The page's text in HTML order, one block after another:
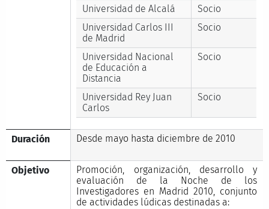
Universidad de Alcalá
Socio
Universidad Carlos III
de Madrid
Socio
Universidad Nacional
de Educación a
Distancia
Socio
Universidad Rey Juan
Carlos
Socio
Duración Desde mayo hasta diciembre de 2010
Objetivo
Promoción, organización, desarrollo y
evaluación de la Noche de los
Investigadores en Madrid 2010, conjunto
de actividades lúdicas destinadas a: